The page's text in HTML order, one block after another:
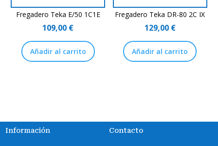
Fregadero Teka E/50 1C1E
109,00 €
Añadir al carrito
Fregadero Teka DR-80 2C IX
129,00 €
Añadir al carrito
Información Contacto